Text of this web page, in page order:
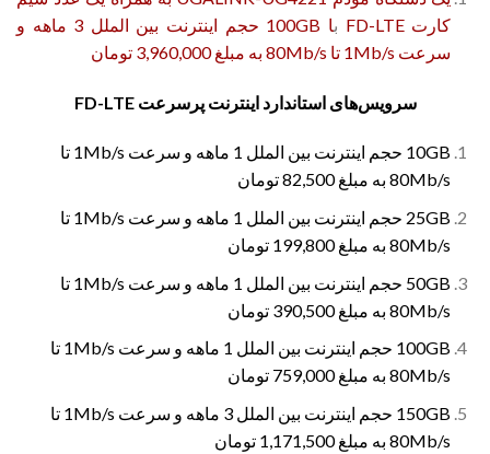
کارت FD-LTE ب
ا 100GB حجم اینترنت بین الملل 3 ماهه و
سرعت
به مبلغ3,960,000 تومان
سرویس‌های استاندارد اینترنت پرسرعت FD-LTE
10GB حجم اینترنت بین الملل 1 ماهه و سرعت 1Mb/s تا
80Mb/s به مبلغ 82,500 تومان
25GB حجم اینترنت بین الملل 1 ماهه و سرعت 1Mb/s تا
80Mb/s به مبلغ 199,800 تومان
50GB حجم اینترنت بین الملل 1 ماهه و سرعت 1Mb/s تا
80Mb/s به مبلغ 390,500 تومان
100GB حجم اینترنت بین الملل 1 ماهه و سرعت 1Mb/s تا
80Mb/s به مبلغ 759,000 تومان
150GB حجم اینترنت بین الملل 3 ماهه و سرعت 1Mb/s تا
80Mb/s به مبلغ 1,171,500 تومان